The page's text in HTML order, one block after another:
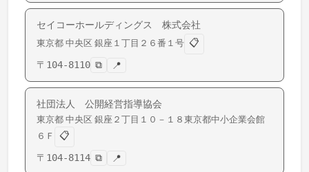
セイコーホールディングス 株式会社
東京都 中央区 銀座 １丁目２６番１号 📋
〒 104-8110 ⧉ 📍
社団法人 公開経営指導協会
東京都 中央区 銀座 ２丁目１０－１８東京都中小企業会館
６Ｆ
📋
〒 104-8114 ⧉ 📍